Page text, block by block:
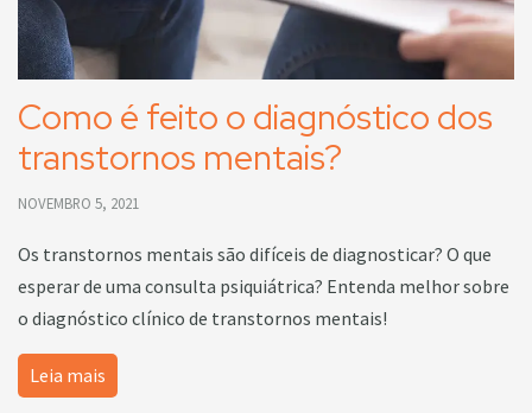
Como é feito o diagnóstico dos
transtornos mentais?
NOVEMBRO 5, 2021
Os transtornos mentais são difíceis de diagnosticar? O que
esperar de uma consulta psiquiátrica? Entenda melhor sobre
o diagnóstico clínico de transtornos mentais!
Leia mais